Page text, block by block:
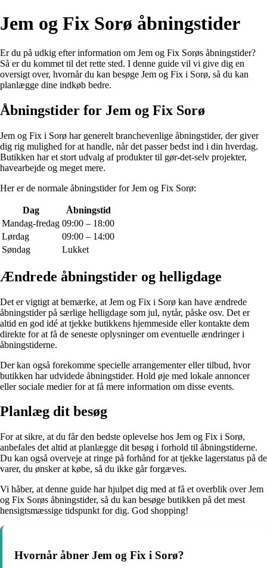
Jem og Fix Sorø åbningstider
Er du på udkig efter information om Jem og Fix Sorøs åbningstider?
Så er du kommet til det rette sted. I denne guide vil vi give dig en
oversigt over, hvornår du kan besøge Jem og Fix i Sorø, så du kan
planlægge dine indkøb bedre.
Åbningstider for Jem og Fix Sorø
Jem og Fix i Sorø har generelt branchevenlige åbningstider, der giver
dig rig mulighed for at handle, når det passer bedst ind i din hverdag.
Butikken har et stort udvalg af produkter til gør-det-selv projekter,
havearbejde og meget mere.
Her er de normale åbningstider for Jem og Fix Sorø:
Dag
Åbningstid
Mandag-fredag 09:00 – 18:00
Lørdag
09:00 – 14:00
Søndag
Lukket
Ændrede åbningstider og helligdage
Det er vigtigt at bemærke, at Jem og Fix i Sorø kan have ændrede
åbningstider på særlige helligdage som jul, nytår, påske osv. Det er
altid en god idé at tjekke butikkens hjemmeside eller kontakte dem
direkte for at få de seneste oplysninger om eventuelle ændringer i
åbningstiderne.
Der kan også forekomme specielle arrangementer eller tilbud, hvor
butikken har udvidede åbningstider. Hold øje med lokale annoncer
eller sociale medier for at få mere information om disse events.
Planlæg dit besøg
For at sikre, at du får den bedste oplevelse hos Jem og Fix i Sorø,
anbefales det altid at planlægge dit besøg i forhold til åbningstiderne.
Du kan også overveje at ringe på forhånd for at tjekke lagerstatus på de
varer, du ønsker at købe, så du ikke går forgæves.
Vi håber, at denne guide har hjulpet dig med at få et overblik over Jem
og Fix Sorøs åbningstider, så du kan besøge butikken på det mest
hensigtsmæssige tidspunkt for dig. God shopping!
Hvornår åbner Jem og Fix i Sorø?